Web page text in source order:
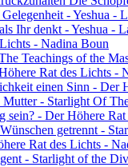
- Yeshua -
Ihr denkt - Yeshua -
- Nadina Boun
Teachings of the
Rat des Lichts -
einen Sinn - Der
- Starlight Of
sein? - Der Höhere
getrennt -
Rat des Lichts -
- Starlight of the